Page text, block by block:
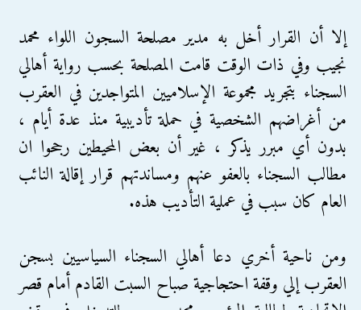
إلا أن القرار أخل به مدير مصلحة السجون اللواء محمد
نجيب وفي ذات الوقت قامت المصلحة بحسب رواية أهالي
السجناء بتجريد مجموعة الإسلاميين المتواجدين في العقرب
من أغراضهم الشخصية في حملة تأديبية منذ عدة أيام ،
بدون أي مبرر يذكر ، غير أن بعض المحيطين رجحوا ان
مطالب السجناء بالعفو عنهم ومساندتهم قرار إقالة النائب
العام كان سبب في عملية التأديب هذه.
ومن ناحية أخري دعا أهالي السجناء السياسيين بسجن
العقرب إلي وقفة احتجاجية صباح السبت القادم أمام قصر